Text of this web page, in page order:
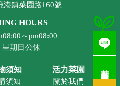
港鎮菜園路160號
HOURS
～pm08:00
星期日公休
須知
須知
活力菜園
關於我們